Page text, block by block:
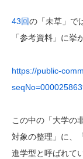
43回の「未草」で
「参考資料」に挙
https://public-
この中の「大学の
対象の整理」に、
進学型と呼ばれて